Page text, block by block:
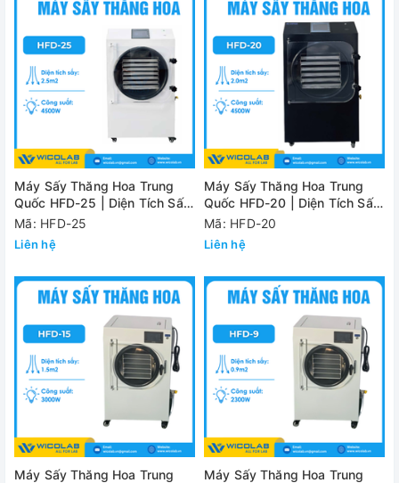
Máy Sấy Thăng Hoa Trung
Quốc HFD-25 | Diện Tích Sấy
2.5m2
Mã: HFD-25
Liên hệ
Máy Sấy Thăng Hoa Trung
Quốc HFD-20 | Diện Tích Sấy
2.0m2
Mã: HFD-20
Liên hệ
Máy Sấy Thăng Hoa Trung
Máy Sấy Thăng Hoa Trung